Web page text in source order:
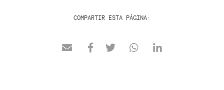
COMPARTIR ESTA PÁGINA: